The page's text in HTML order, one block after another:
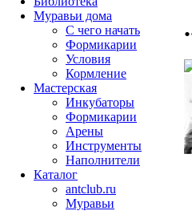
Муравьи дома
С чего начать
Формикарии
Условия
Кормление
Мастерская
Инкубаторы
Формикарии
Арены
Инструменты
Наполнители
Каталог
antclub.ru
Муравьи